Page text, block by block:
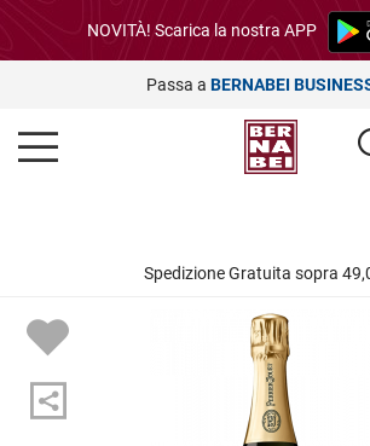
NOVITÀ! Scarica la nostra APP
Passa a BERNABEI
Spedizione Gratuita sopra